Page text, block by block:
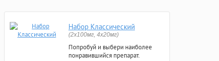
Набор Классический
(2x100мг, 4x20мг)
Попробуй и выбери наиболее
понравившийся препарат.